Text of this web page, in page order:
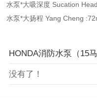
水泵*大吸深度 Sucation
水泵*大扬程 Yang Cheng
HONDA消防水泵（15马
没有了！